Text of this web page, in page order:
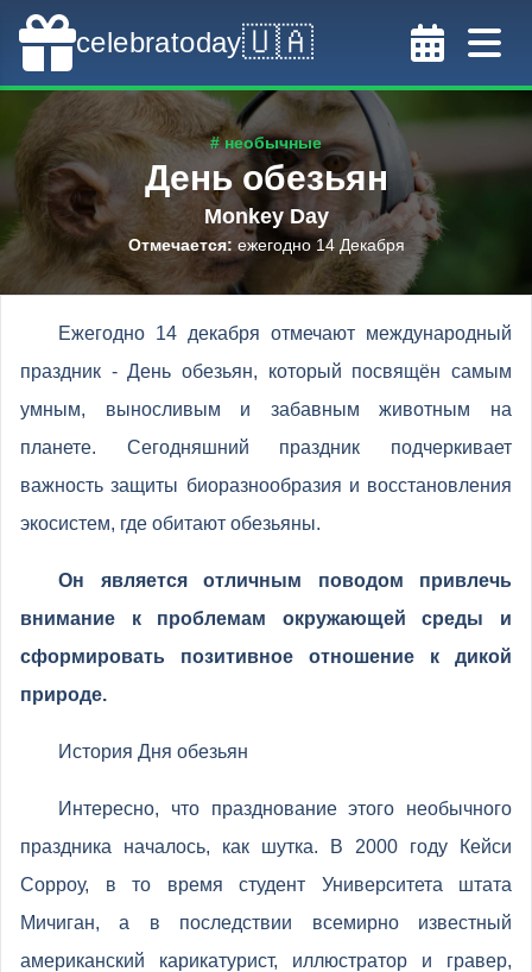
celebratoday🇺🇦
# необычные
День обезьян
Monkey Day
Отмечается: ежегодно 14 Декабря
Ежегодно 14 декабря отмечают международный
праздник - День обезьян, который посвящён самым
умным, выносливым и забавным животным на
планете. Сегодняшний праздник подчеркивает
важность защиты биоразнообразия и восстановления
экосистем, где обитают обезьяны.
Он является отличным поводом привлечь
внимание к проблемам окружающей среды и
сформировать позитивное отношение к дикой
природе.
История Дня обезьян
Интересно, что празднование этого необычного
праздника началось, как шутка. В 2000 году Кейси
Сорроу, в то время студент Университета штата
Мичиган, а в последствии всемирно известный
американский карикатурист, иллюстратор и гравер,